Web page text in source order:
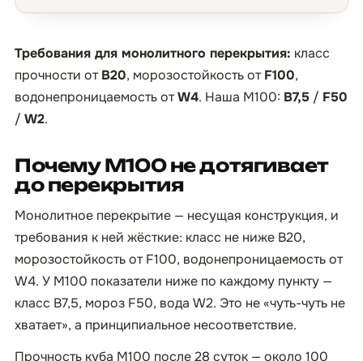
Требования для монолитного перекрытия: класс
прочности отB20, морозостойкость отF100,
водонепроницаемость отW4. Наша М100: B7,5 / F50
/ W2.
Почему М100 не дотягивает
до перекрытия
Монолитное перекрытие — несущая конструкция, и
требования к ней жёсткие: класс не ниже B20,
морозостойкость от F100, водонепроницаемость от
W4. У М100 показатели ниже по каждому пункту —
класс B7,5, мороз F50, вода W2. Это не «чуть-чуть не
хватает», а принципиальное несоответствие.
Прочность куба М100 после 28 суток — около 100